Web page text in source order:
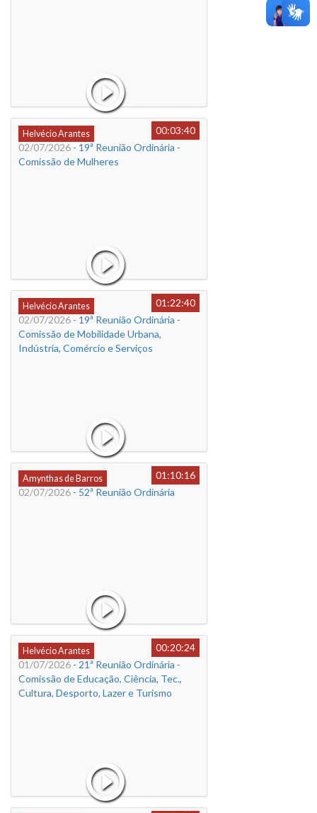
Helvécio Arantes
00:03:40
02/07/2026 - 19ª Reunião Ordinária -
Comissão de Mulheres
Helvécio Arantes
01:22:40
02/07/2026 - 19ª Reunião Ordinária -
Comissão de Mobilidade Urbana,
Indústria, Comércio e Serviços
Amynthas de Barros
01:10:16
02/07/2026 - 52ª Reunião Ordinária
Helvécio Arantes
00:20:24
01/07/2026 - 21ª Reunião Ordinária -
Comissão de Educação, Ciência, Tec.,
Cultura, Desporto, Lazer e Turismo